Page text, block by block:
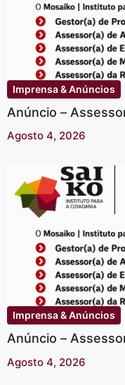
Imprensa & Anúncios
Anúncio –
Agosto 4, 2026
Imprensa & Anúncios
Anúncio –
Agosto 4, 2026